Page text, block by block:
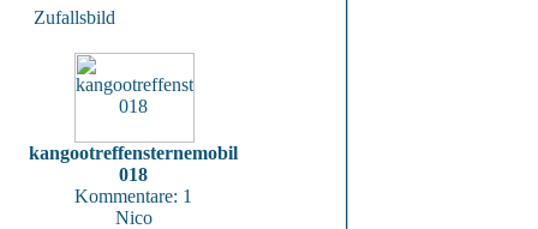
Zufallsbild
kangootreffensternemobil
018
Kommentare: 1
Nico